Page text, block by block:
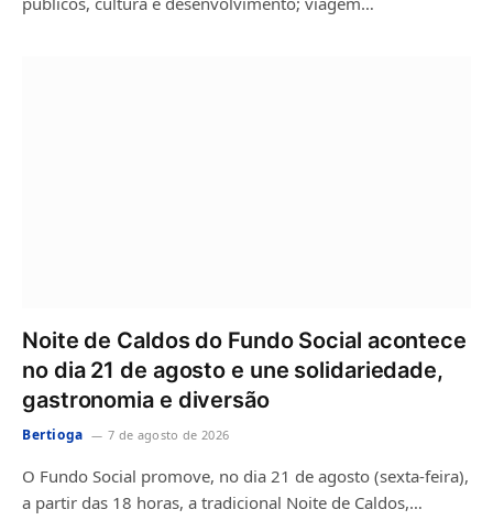
Noite de Caldos do Fundo Social acontece
no dia 21 de agosto e une solidariedade,
gastronomia e diversão
Bertioga 7 de agosto de 2026
O Fundo Social promove, no dia 21 de agosto (sexta-feira),
a partir das 18 horas, a tradicional Noite de Caldos,…